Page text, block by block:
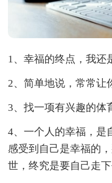
1、幸福的终点，我还
2、简单地说，常常让
3、找一项有兴趣的体
4、一个人的幸福，是
感受到自己是幸福的
世，终究是要自己走下